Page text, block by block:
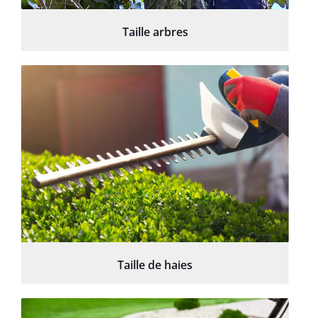
Taille arbres
Taille de haies